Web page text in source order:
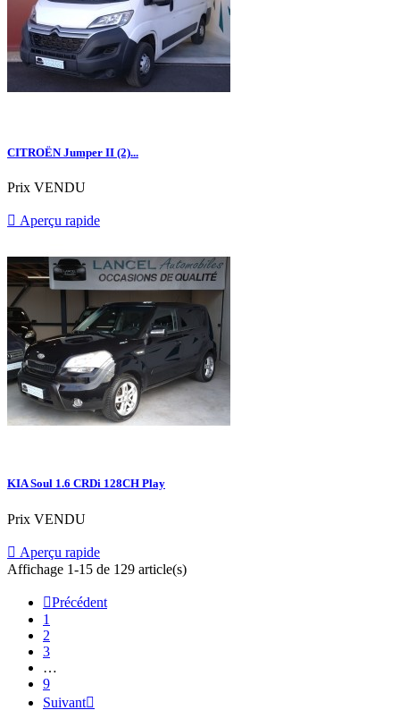
CITROËN Jumper II (2)...
Prix VENDU
 Aperçu rapide
KIA Soul 1.6 CRDi 128CH Play
Prix VENDU
 Aperçu rapide
Affichage 1-15 de 129 article(s)
Précédent
1
2
3
…
9
Suivant